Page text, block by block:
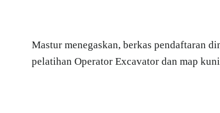
Mastur menegaskan, berkas pendaftaran
pelatihan Operator Excavator dan map